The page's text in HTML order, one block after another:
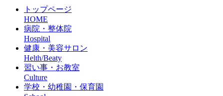
トップページ
HOME
病院・整体院
Hospital
健康・美容サロン
Helth/Beaty
習い事・お教室
Culture
学校・幼稚園・保育園